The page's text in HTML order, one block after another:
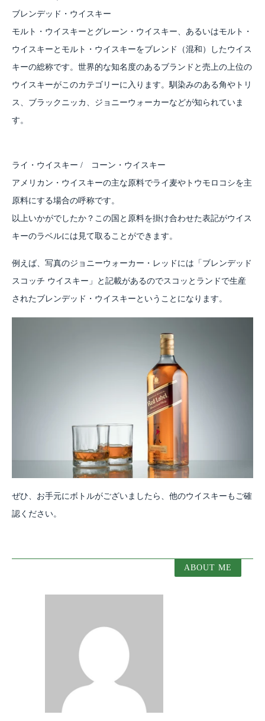
ブレンデッド・ウイスキー
モルト・ウイスキーとグレーン・ウイスキー、あるいはモルト・
ウイスキーとモルト・ウイスキーをブレンド（混和）したウイス
キーの総称です。世界的な知名度のあるブランドと売上の上位の
ウイスキーがこのカテゴリーに入ります。馴染みのある角やトリ
ス、ブラックニッカ、ジョニーウォーカーなどが知られていま
す。
ライ・ウイスキー / コーン・ウイスキー
アメリカン・ウイスキーの主な原料でライ麦やトウモロコシを主
原料にする場合の呼称です。
以上いかがでしたか？この国と原料を掛け合わせた表記がウイス
キーのラベルには見て取ることができます。
例えば、写真のジョニーウォーカー・レッドには「ブレンデッド
スコッチ ウイスキー」と記載があるのでスコッとランドで生産
されたブレンデッド・ウイスキーということになります。
ぜひ、お手元にボトルがございましたら、他のウイスキーもご確
認ください。